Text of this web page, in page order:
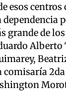
esos
dependencia
grande de
Alberto
comisaría